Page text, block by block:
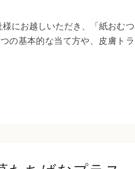
にお越しいただき、「紙おむつ
の基本的な当て方や、皮膚トラ
む